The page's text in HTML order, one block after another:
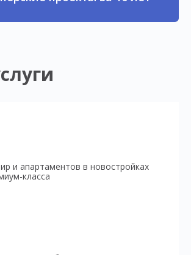
и апартаментов в новостройках
класса